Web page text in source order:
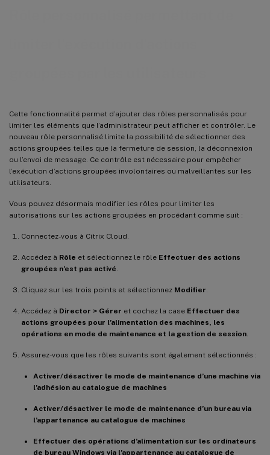
Cette fonctionnalité permet d’ajouter des rôles personnalisés pour
limiter les éléments que l’administrateur peut afficher et contrôler. Le
nouveau rôle personnalisé limite la possibilité de sélectionner des
actions groupées telles que la fermeture de session, la déconnexion
ou l’envoi de message. Ce contrôle est nécessaire pour empêcher
l’exécution d’actions groupées involontaires ou malveillantes sur les
utilisateurs.
Vous pouvez désormais modifier les rôles pour limiter les
autorisations sur les actions groupées en procédant comme suit :
Connectez-vous à Citrix Cloud.
Accédez à Rôle et sélectionnez le rôle Effectuer des actions
groupées n’est pas activé
Cliquez sur les trois points et sélectionnez Modifier
Accédez à Director > Gérer et cochez la case Effectuer des
actions groupées pour l’alimentation des machines, les
opérations en mode de maintenance et la gestion de session
Assurez-vous que les rôles suivants sont également sélectionnés :
Activer/désactiver le mode de maintenance d’une machine via
l’adhésion au catalogue de machines
Activer/désactiver le mode de maintenance d’un bureau via
l’appartenance au catalogue de machines
Effectuer des opérations d’alimentation sur les ordinateurs
de bureau Windows via l’appartenance au catalogue de